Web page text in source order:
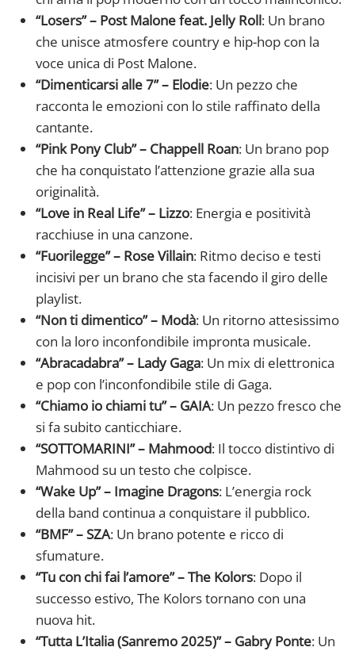
“Losers” – Post Malone feat. Jelly Roll: Un brano
che unisce atmosfere country e hip-hop con la
voce unica di Post Malone.
“Dimenticarsi alle 7” – Elodie: Un pezzo che
racconta le emozioni con lo stile raffinato della
cantante.
“Pink Pony Club” – Chappell Roan: Un brano pop
che ha conquistato l’attenzione grazie alla sua
originalità.
“Love in Real Life” – Lizzo: Energia e positività
racchiuse in una canzone.
“Fuorilegge” – Rose Villain: Ritmo deciso e testi
incisivi per un brano che sta facendo il giro delle
playlist.
“Non ti dimentico” – Modà: Un ritorno attesissimo
con la loro inconfondibile impronta musicale.
“Abracadabra” – Lady Gaga: Un mix di elettronica
e pop con l’inconfondibile stile di Gaga.
“Chiamo io chiami tu” – GAIA: Un pezzo fresco che
si fa subito canticchiare.
“SOTTOMARINI” – Mahmood: Il tocco distintivo di
Mahmood su un testo che colpisce.
“Wake Up” – Imagine Dragons: L’energia rock
della band continua a conquistare il pubblico.
“BMF” – SZA: Un brano potente e ricco di
sfumature.
“Tu con chi fai l’amore” – The Kolors: Dopo il
successo estivo, The Kolors tornano con una
nuova hit.
“Tutta L’Italia (Sanremo 2025)” – Gabry Ponte: Un